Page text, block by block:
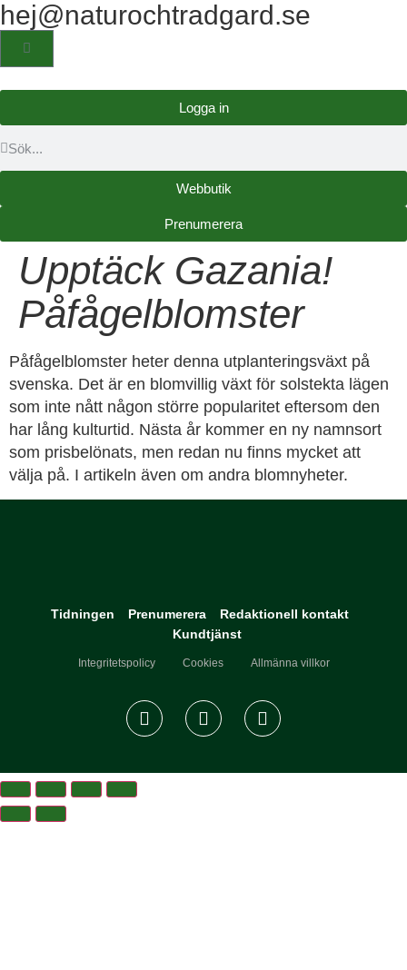
hej@naturochtradgard.se
Logga in
Webbutik
Prenumerera
Upptäck Gazania!
Påfågelblomster
Påfågelblomster heter denna utplanteringsväxt på
svenska. Det är en blomvillig växt för solstekta lägen
som inte nått någon större popularitet eftersom den
har lång kulturtid. Nästa år kommer en ny namnsort
som prisbelönats, men redan nu finns mycket att
välja på. I artikeln även om andra blomnyheter.
Tidningen Prenumerera
Redaktionell kontakt
Kundtjänst
Integritetspolicy Cookies Allmänna villkor